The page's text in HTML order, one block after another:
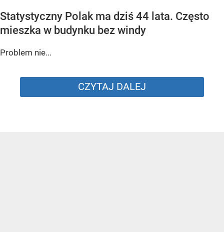
Statystyczny Polak ma dziś 44 lata. Często
mieszka w budynku bez windy
Problem nie...
CZYTAJ DALEJ